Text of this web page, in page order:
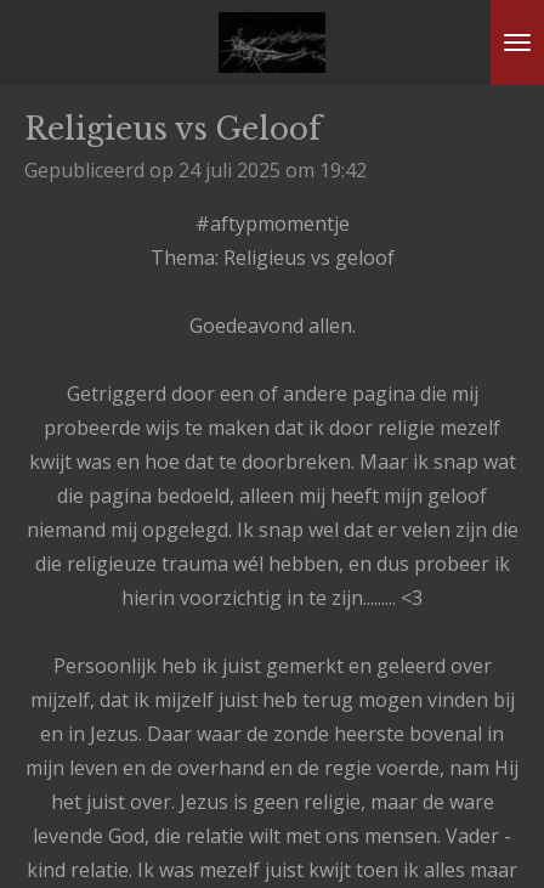
de
hoofdinhoud
Religieus vs Geloof
Gepubliceerd op 24 juli 2025 om 19:42
#aftypmomentje
Thema: Religieus vs geloof
Goedeavond allen.
Getriggerd door een of andere pagina die mij
probeerde wijs te maken dat ik door religie mezelf
kwijt was en hoe dat te doorbreken. Maar ik snap wat
die pagina bedoeld, alleen mij heeft mijn geloof
niemand mij opgelegd. Ik snap wel dat er velen zijn die
die religieuze trauma wél hebben, en dus probeer ik
hierin voorzichtig in te zijn......... <3
Persoonlijk heb ik juist gemerkt en geleerd over
mijzelf, dat ik mijzelf juist heb terug mogen vinden bij
en in Jezus. Daar waar de zonde heerste bovenal in
mijn leven en de overhand en de regie voerde, nam Hij
het juist over. Jezus is geen religie, maar de ware
levende God, die relatie wilt met ons mensen. Vader -
kind relatie. Ik was mezelf juist kwijt toen ik alles maar